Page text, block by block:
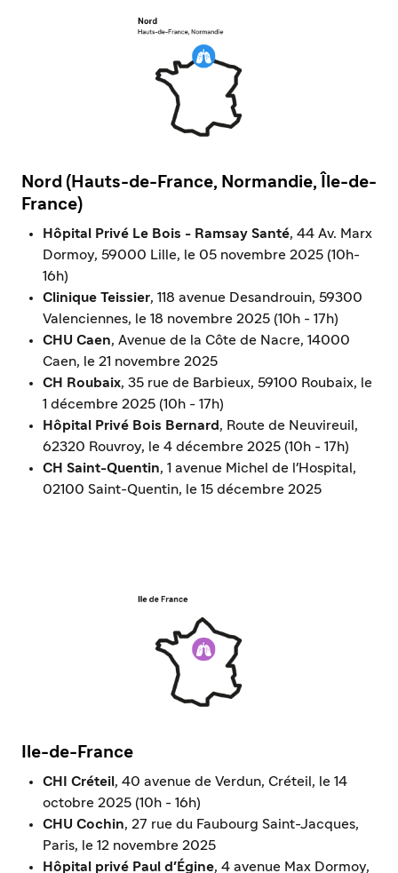
Nord (Hauts-de-France, Normandie, Île-de-
France)
Hôpital Privé Le Bois - Ramsay Santé, 44 Av. Marx
Dormoy, 59000 Lille, le 05 novembre 2025 (10h-
16h)
Clinique Teissier, 118 avenue Desandrouin, 59300
Valenciennes, le 18 novembre 2025 (10h - 17h)
CHU Caen, Avenue de la Côte de Nacre, 14000
Caen, le 21 novembre 2025
CH Roubaix, 35 rue de Barbieux, 59100 Roubaix, le
1 décembre 2025 (10h - 17h)
Hôpital Privé Bois Bernard, Route de Neuvireuil,
62320 Rouvroy, le 4 décembre 2025 (10h - 17h)
CH Saint-Quentin, 1 avenue Michel de l'Hospital,
02100 Saint-Quentin, le 15 décembre 2025
Ile-de-France
CHI Créteil, 40 avenue de Verdun, Créteil, le 14
octobre 2025 (10h - 16h)
CHU Cochin, 27 rue du Faubourg Saint-Jacques,
Paris, le 12 novembre 2025
Hôpital privé Paul d'Égine, 4 avenue Max Dormoy,